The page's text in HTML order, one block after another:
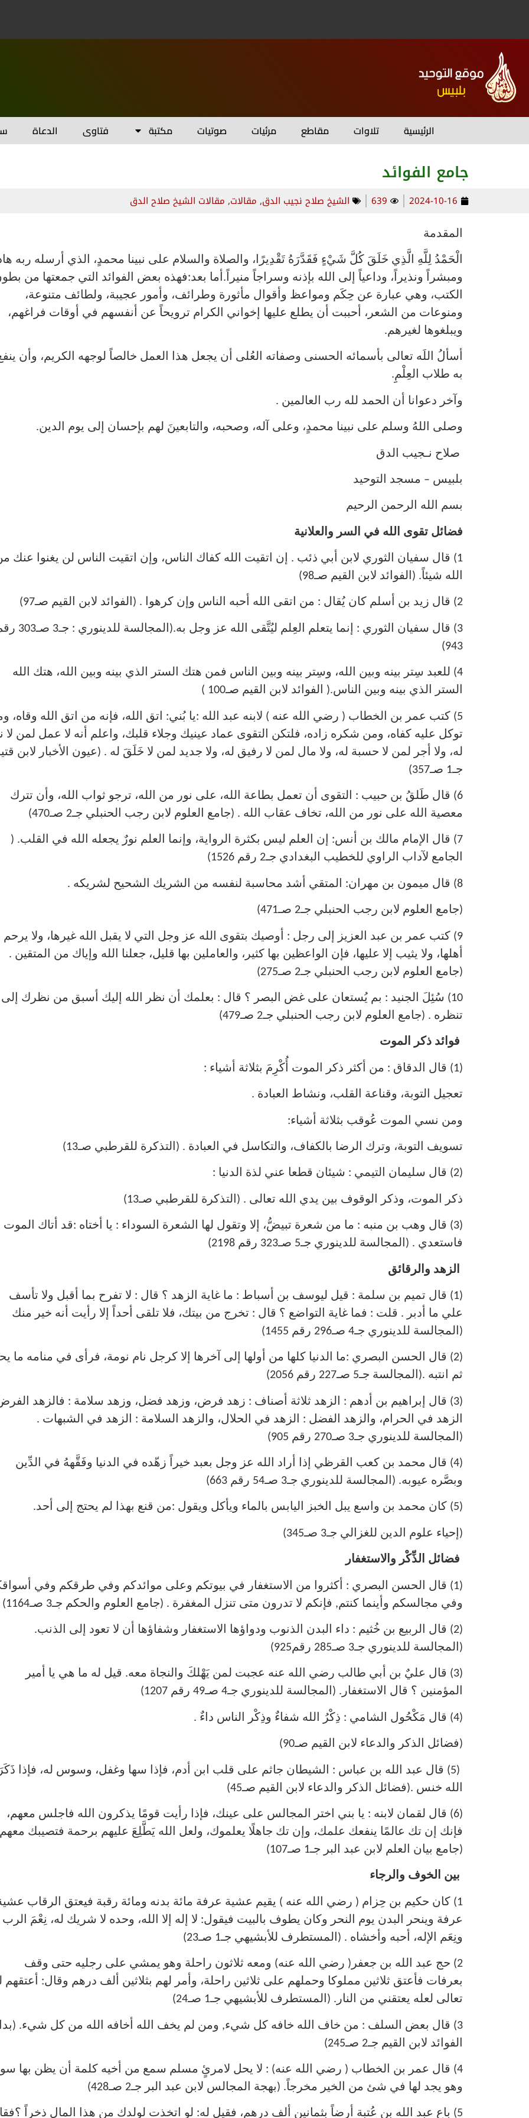
الرئيسية تلاوات مقاطع مرئيات صوتيات مكتبة فتاوى الدعاة
جامع الفوائد
2024-10-16
639 الشيخ صلاح نجيب الدق, مقالات, مقالات الشيخ صلاح الدق
المقدمة
الْحَمْدُ لِلَّهِ الَّذِي خَلَقَ كُلَّ شَيْءٍ فَقَدَّرَهُ تَقْدِيرًا، والصلاة والسلام على نبينا محمدٍ، الذي أرسله ربه
ومبشراً ونذيراً، وداعياً إلى الله بإذنه وسراجاً منيراً.أما بعد:فهذه بعض الفوائد التي جمعتها من
الكتب، وهي عبارة عن حِكَم ومواعظ وأقوال مأثورة وطرائف، وأمور عجيبة، ولطائف متنوعة،
ومنوعات من الشعر، أحببت أن يطلع عليها إخواني الكرام ترويحاً عن أنفسهم في أوقات فراغهم،
ويبلغوها لغيرهم.
أسألُ اللَه تعالى بأسمائه الحسنى وصفاته العُلى أن يجعل هذا العمل خالصاً لوجهه الكريم، وأن
به طلاب العِلْمِِ.
وآخر دعوانا أن الحمد لله رب العالمين .
وصلى اللهُ وسلم على نبينا محمدٍ، وعلى آله، وصحبه، والتابعينَ لهم بإحسان إلى يوم الدين.
صلاح نـجيب الدق
بلبيس – مسجد التوحيد
بسم الله الرحمن الرحيم
فضائل تقوى الله في السر والعلانية
1) قال سفيان الثوري لابن أبي ذئب . إن اتقيت الله كفاك الناس، وإن اتقيت الناس لن يغنوا عنك
الله شيئاً. (الفوائد لابن القيم صـ98)
2) قال زيد بن أسلم كان يُقال : من اتقى الله أحبه الناس وإن كرهوا . (الفوائد لابن القيم صـ97)
3) قال سفيان الثوري : إنما يتعلم العِلم ليُتَّقى الله عز وجل
943)
4) للعبد سِتر بينه وبين الله، وسِتر بينه وبين الناس فمن هتك الستر الذي بينه وبين الله، هتك الله
الستر الذي بينه وبين الناس.( الفوائد لابن القيم صـ100 )
5) كتب عمر بن الخطاب ( رضي الله عنه ) لابنه عبد الله :يا بُني: اتق الله، فإنه من اتق الله وقاه،
توكل عليه كفاه، ومن شكره زاده، فلتكن التقوى عماد عينيك وجلاء قلبك، واعلم أنه لا عمل لمن لا
له، ولا أجر لمن لا حسبة له، ولا مال لمن لا رفيق له، ولا جديد لمن لا خَلَقَ له . (عيون الأخبار لابن
جـ1 صـ357)
6) قال طَلقُ بن حبيب : التقوى أن تعمل بطاعة الله، على نور من الله، ترجو ثواب الله، وأن تترك
معصية الله على نور من الله، تخاف عقاب الله . (جامع العلوم لابن رجب الحنبلي جـ2 صـ470)
7) قال الإمام مالك بن أنس: إن العلم ليس بكثرة الرواية، وإنما العلم نورٌ يجعله الله في القلب. (
الجامع لآداب الراوي للخطيب البغدادي جـ2 رقم 1526)
8) قال ميمون بن مهران: المتقي أشد محاسبة لنفسه من الشريك الشحيح لشريكه .
(جامع العلوم لابن رجب الحنبلي جـ2 صـ471)
9) كتب عمر بن عبد العزيز إلى رجل : أوصيك بتقوى الله عز وجل التي لا يقبل الله غيرها، ولا يرحم
أهلها، ولا يثيب إلا عليها، فإن الواعظين بها كثير، والعاملين بها قليل، جعلنا الله وإياك من المتقين .
(جامع العلوم لابن رجب الحنبلي جـ2 صـ275)
10) سُئِلَ الجنيد : بم يُستعان على غض البصر ؟ قال : بعلمك أن نظر الله إليك أسبق من نظرك إلى
تنظره . (جامع العلوم لابن رجب الحنبلي جـ2 صـ479)
فوائد ذكر الموت
(1) قال الدقاق : من أكثر ذكر الموت أُكْرِمَ بثلاثة أشياء :
تعجيل التوبة، وقناعة القلب، ونشاط العبادة .
ومن نسي الموت عُوقب بثلاثة أشياء:
تسويف التوبة، وترك الرضا بالكفاف، والتكاسل في العبادة . (التذكرة للقرطبي صـ13)
(2) قال سليمان التيمي : شيئان قطعا عني لذة الدنيا :
ذكر الموت، وذكر الوقوف بين يدي الله تعالى . (التذكرة للقرطبي صـ13)
(3) قال وهب بن منبه : ما من شعرة تبيضُّ، إلا وتقول لها الشعرة السوداء : يا أختاه :قد أتاك الموت
فاستعدي . (المجالسة للدينوري جـ5 صـ323 رقم 2198)
الزهد والرقائق
(1) قال تميم بن سلمة : قيل ليوسف بن أسباط : ما غاية الزهد ؟ قال : لا تفرح بما أقبل ولا تأسف
علي ما أدبر . قلت : فما غاية التواضع ؟ قال : تخرج من بيتك، فلا تلقى أحداً إلا رأيت أنه خير منك
(المجالسة للدينوري جـ4 صـ296 رقم 1455)
(2) قال الحسن البصري :ما الدنيا كلها من أولها إلى آخرها إلا كرجل نام نومة، فرأى في منامه ما
ثم انتبه .(المجالسة جـ5 صـ227 رقم 2056)
(3) قال إبراهيم بن أدهم : الزهد ثلاثة أصناف : زهد فرض، وزهد فضل، وزهد سلامة : فالزهد
الزهد في الحرام، والزهد الفضل : الزهد في الحلال، والزهد السلامة : الزهد في الشبهات .
(المجالسة للدينوري جـ3 صـ270 رقم 905)
(4) قال محمد بن كعب القرظي إذا أراد الله عز وجل بعبد خيراً زهّده في الدنيا وفَقَّههُ في الدِّين
وبصَّره عيوبه. (المجالسة للدينوري جـ3 صـ54 رقم 663)
(5) كان محمد بن واسع يبل الخبز اليابس بالماء ويأكل ويقول :من قنع بهذا لم يحتج إلى أحد.
(إحياء علوم الدين للغزالي جـ3 صـ345)
فضائل الذِّكْر والاستغفار
(1) قال الحسن البصري : أكثروا من الاستغفار في بيوتكم وعلى موائدكم وفي طرقكم وفي
وفي مجالسكم وأينما كنتم, فإنكم لا تدرون متى تنزل المغفرة . (جامع العلوم والحكم جـ3 صـ1164)
(2) قال الربيع بن خُثيم : داء البدن الذنوب ودواؤها الاستغفار وشفاؤها أن لا تعود إلى الذنب.
(المجالسة للدينوري جـ3 صـ285 رقم925)
(3) قال عليٌ بن أبي طالب رضي الله عنه عجبت لمن يَهْلكَ والنجاة معه. قيل له ما هي يا أمير
المؤمنين ؟ قال الاستغفار. (المجالسة للدينوري جـ4 صـ49 رقم 1207)
(4) قال مَكْحُول الشامي : ذِكْرُ الله شفاءٌ وذِكْر الناس داءٌ .
(فضائل الذكر والدعاء لابن القيم صـ90)
(5) قال عبد الله بن عباس : الشيطان جاثم على قلب ابن أدم، فإذا سها وغفل، وسوس له، فإذا
الله خنس .(فضائل الذكر والدعاء لابن القيم صـ45)
(6) قال لقمان لابنه : يا بني اختر المجالس على عينك، فإذا رأيت قومًا يذكرون الله فاجلس معهم،
فإنك إن تك عالمًا ينفعك علمك، وإن تك جاهلًا يعلموك، ولعل الله يَطَّلِعَ عليهم برحمة فتصيبك
(جامع بيان العلم لابن عبد البر جـ1 صـ107)
بين الخوف والرجاء
1) كان حكيم بن حِزام ( رضي الله عنه ) يقيم عشية عرفة مائة بدنه ومائة رقبة فيعتق الرقاب
عرفة وينحر البدن يوم النحر وكان يطوف بالبيت فيقول: لا إله إلا الله، وحده لا شريك له، نِعْمَ الرب
ونِعَم الإله، أحبه وأخشاه . (المستطرف للأبشيهي جـ1 صـ23)
2) حج عبد الله بن جعفر( رضي الله عنه) ومعه ثلاثون راحلة وهو يمشي على رجليه حتى وقف
بعرفات فأعتق ثلاثين مملوكا وحملهم على ثلاثين راحلة، وأمر لهم بثلاثين ألف درهم وقال: أعتقهم
تعالى لعله يعتقني من النار. (المستطرف للأبشيهي جـ1 صـ24)
3) قال بعض السلف : من خاف الله خافه كل شيء, ومن لم يخف الله أخافه الله من كل شيء.
الفوائد لابن القيم جـ2 صـ245)
4) قال عمر بن الخطاب ( رضي الله عنه) : لا يحل لامرئٍ مسلم سمع من أخيه كلمة أن يظن بها
وهو يجد لها في شئ من الخير مخرجاً. (بهجة المجالس لابن عبد البر جـ2 صـ428)
5) باع عبد الله بن عُتبة أرضاً بثمانين ألف درهمٍ، فقيل له: لو اتخذت لولدك من هذا المال ذخراً